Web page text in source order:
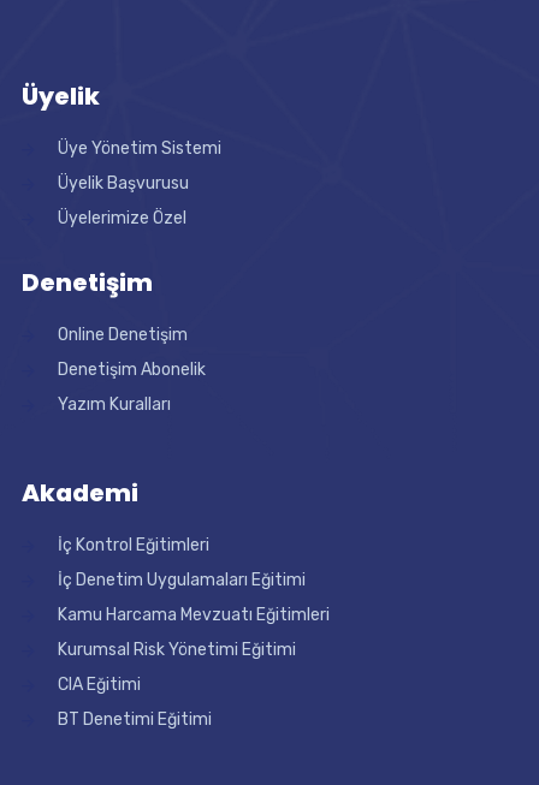
Üyelik
Üye Yönetim Sistemi
Üyelik Başvurusu
Üyelerimize Özel
Denetişim
Online Denetişim
Denetişim Abonelik
Yazım Kuralları
Akademi
İç Kontrol Eğitimleri
İç Denetim Uygulamaları Eğitimi
Kamu Harcama Mevzuatı Eğitimleri
Kurumsal Risk Yönetimi Eğitimi
CIA Eğitimi
BT Denetimi Eğitimi